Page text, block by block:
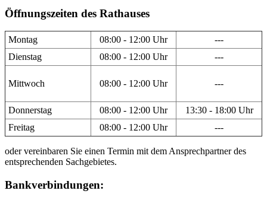
Öffnungszeiten des Rathauses
Montag 08:00 - 12:00 Uhr
---
Dienstag
08:00 - 12:00 Uhr ---
Mittwoch 08:00 - 12:00 Uhr ---
Donnerstag 08:00 - 12:00 Uhr
13:30 - 18:00 Uhr
Freitag
08:00 - 12:00 Uhr ---
oder vereinbaren Sie einen Termin mit dem Ansprechpartner des
entsprechenden Sachgebietes.
Bankverbindungen: